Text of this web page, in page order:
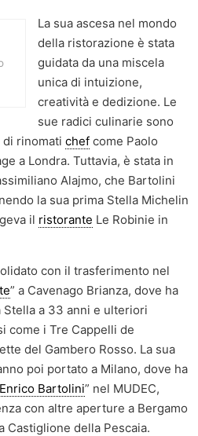
La sua ascesa nel mondo
della ristorazione è stata
guidata da una miscela
unica di intuizione,
creatività e dedizione. Le
sue radici culinarie sono
rinomati chef come Paolo
a Londra. Tuttavia, è stata in
Alajmo, che Bartolini
la sua prima Stella Michelin
il ristorante Le Robinie in
con il trasferimento nel
” a Cavenago Brianza, dove ha
Stella a 33 anni e ulteriori
come i Tre Cappelli de
del Gambero Rosso. La sua
poi portato a Milano, dove ha
Enrico Bartolini” nel MUDEC,
con altre aperture a Bergamo
Castiglione della Pescaia.